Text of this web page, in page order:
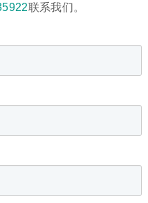
联系我们。